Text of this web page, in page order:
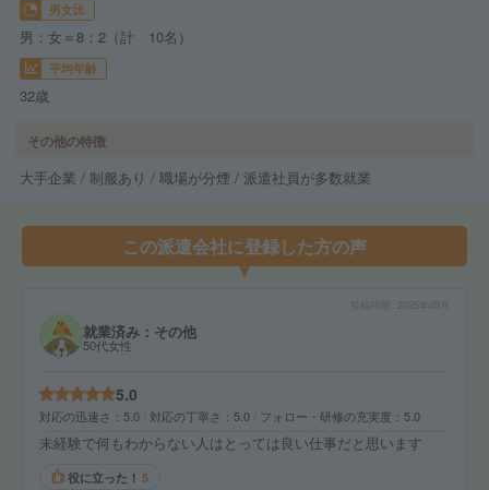
男女比
男：女＝8：2（計 10名）
平均年齢
32歳
その他の特徴
大手企業 / 制服あり / 職場が分煙 / 派遣社員が多数就業
この派遣会社に登録した方の声
2025年05月
就業済み：その他
50代女性
5.0
対応の迅速さ 5.0 対応の丁寧さ 5.0 フォロー・研修の充実度 5.0
未経験で何もわからない人はとっては良い仕事だと思います
役に立った！ 5